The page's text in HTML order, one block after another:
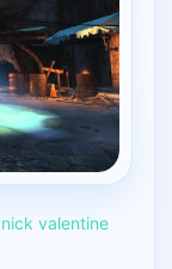
nick valentine